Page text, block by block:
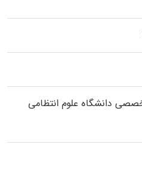
داﻧﺸﮕﺎه ﻋﻠﻮم انتظامی